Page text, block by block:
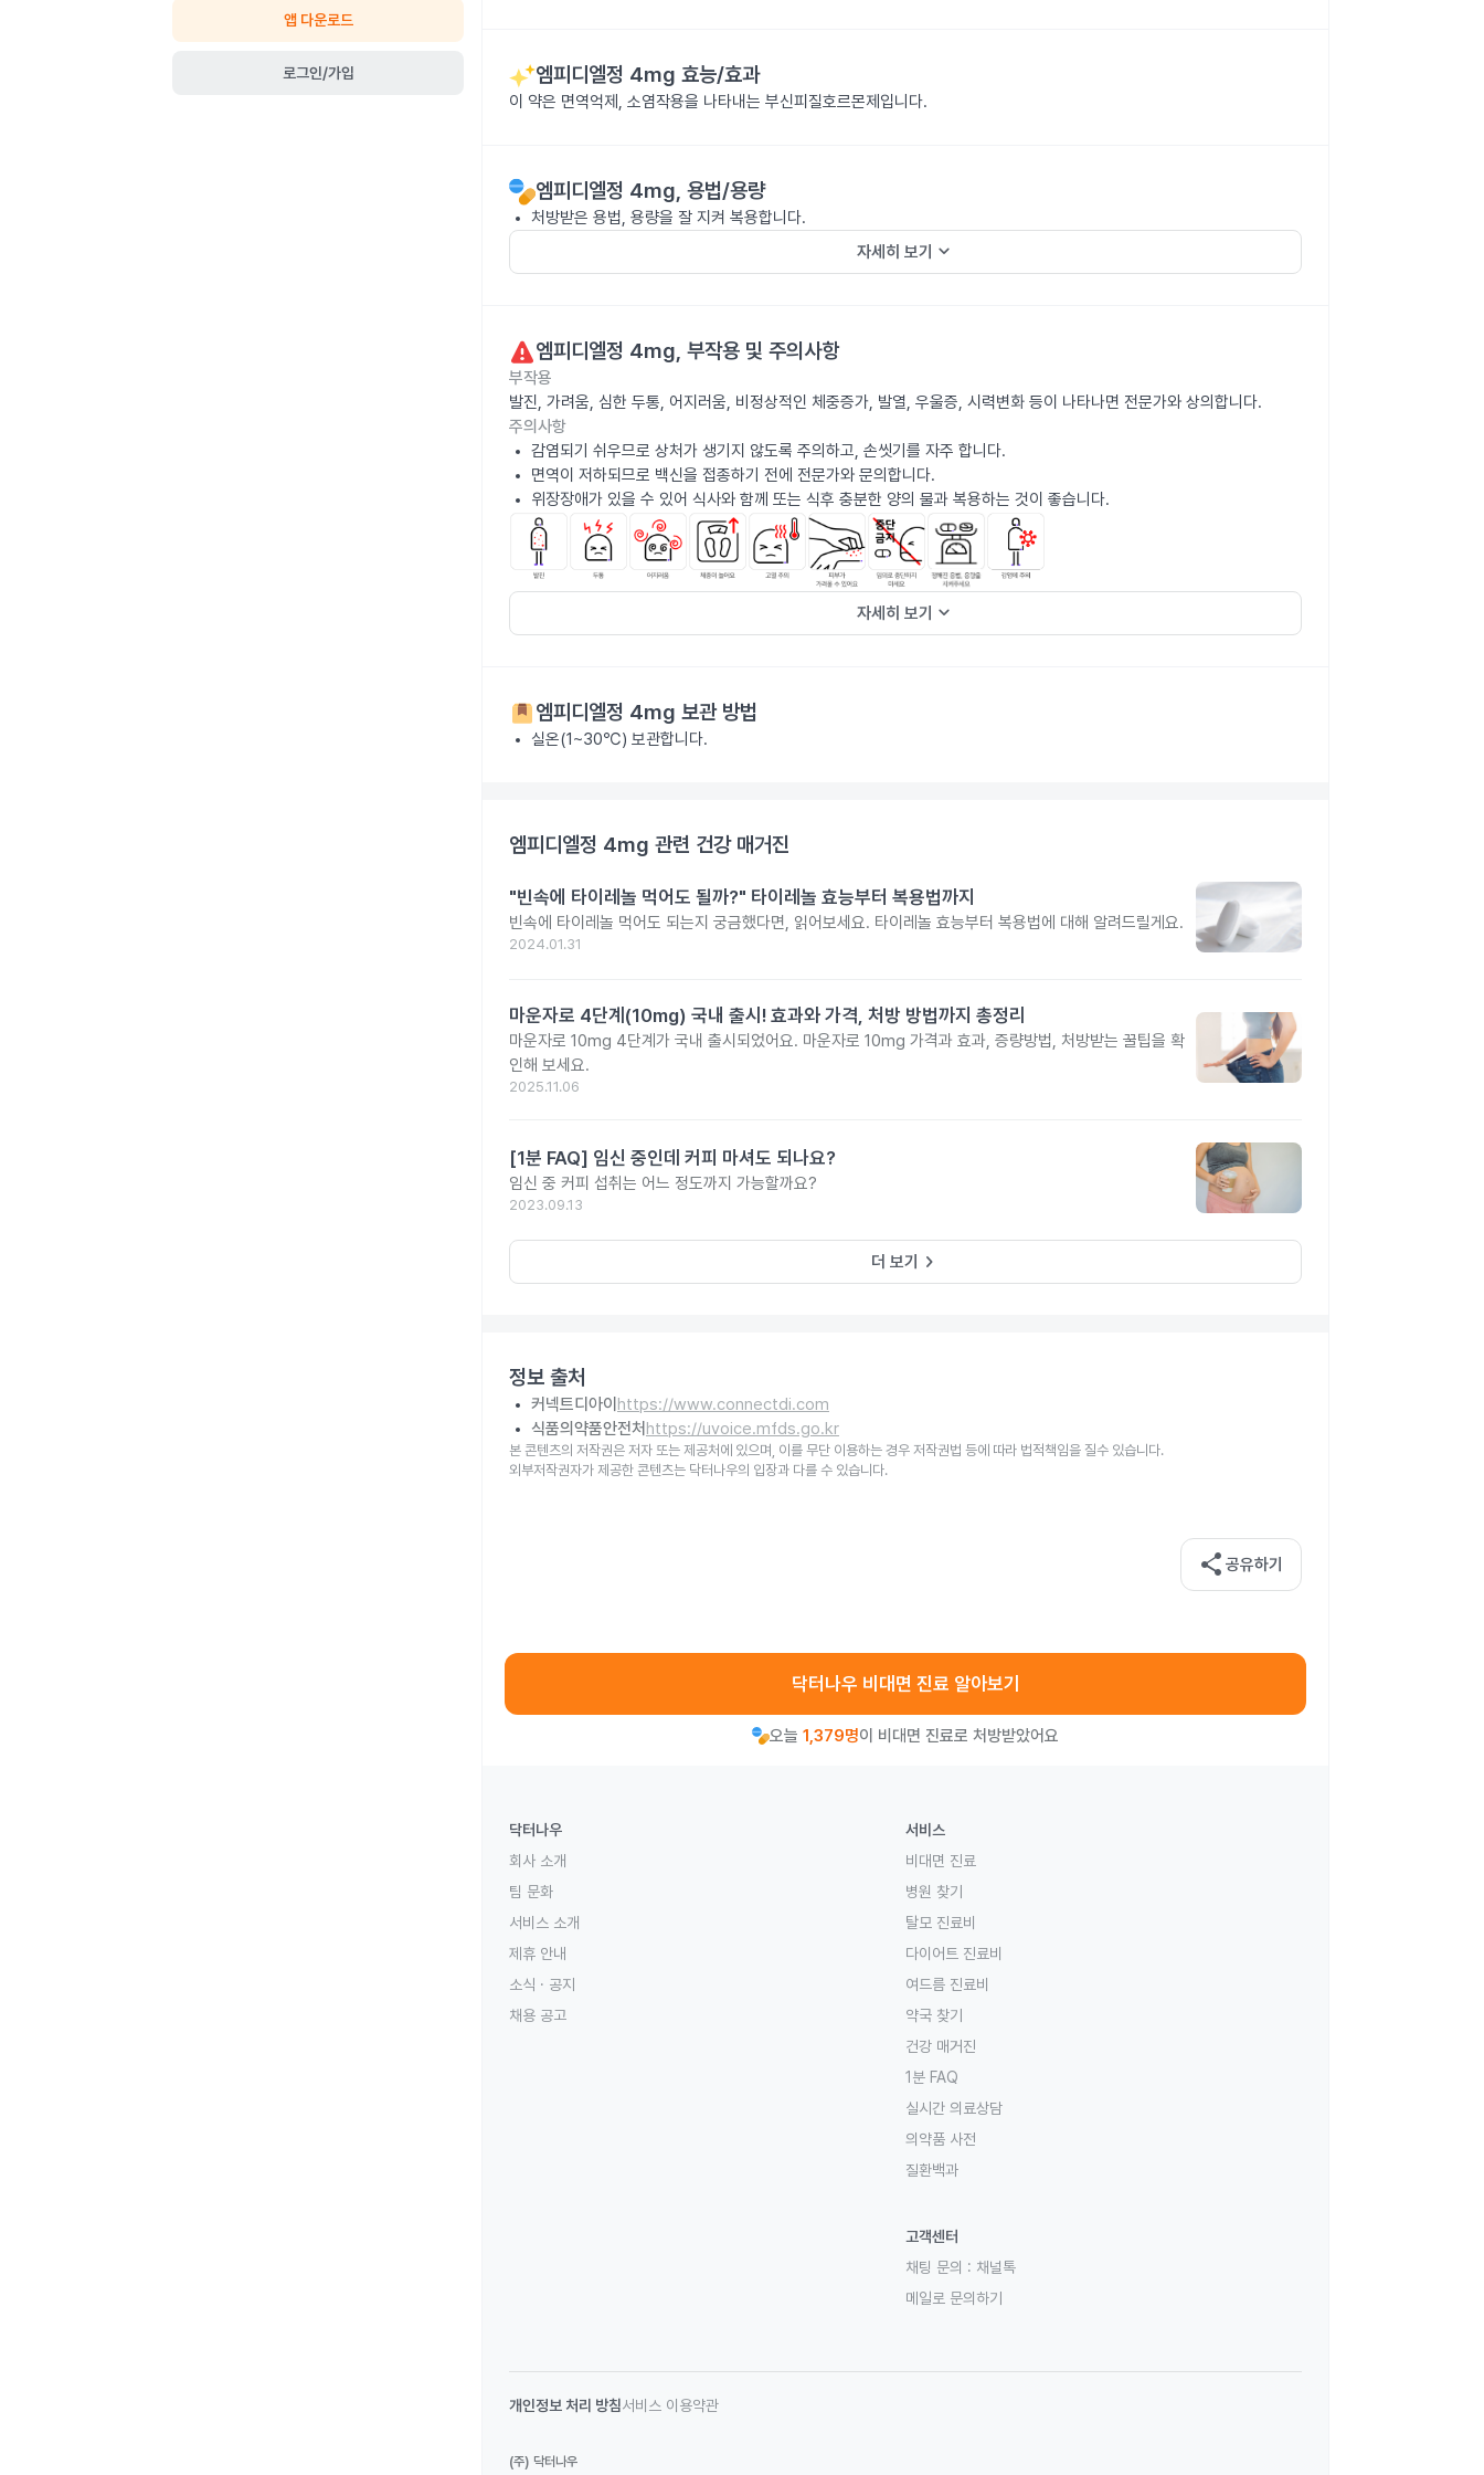
앱 다운로드
로그인/가입 엠피디엘정 4mg 효능/효과
이 약은 면역억제, 소염작용을 나타내는 부신피질호르몬제입니다.
엠피디엘정 4mg, 용법/용량
처방받은 용법, 용량을 잘 지켜 복용합니다.
자세히 보기 keyboard_arrow_down
엠피디엘정 4mg, 부작용 및 주의사항
부작용
발진, 가려움, 심한 두통, 어지러움, 비정상적인 체중증가, 발열, 우울증, 시력변화 등이 나타나면 전문가와 상의합니다.
주의사항
감염되기 쉬우므로 상처가 생기지 않도록 주의하고, 손씻기를 자주 합니다.
면역이 저하되므로 백신을 접종하기 전에 전문가와 문의합니다.
위장장애가 있을 수 있어 식사와 함께 또는 식후 충분한 양의 물과 복용하는 것이 좋습니다.
자세히 보기 keyboard_arrow_down
엠피디엘정 4mg 보관 방법
실온(1~30℃) 보관합니다.
엠피디엘정 4mg 관련 건강 매거진
"빈속에 타이레놀 먹어도 될까?" 타이레놀 효능부터 복용법까지
빈속에 타이레놀 먹어도 되는지 궁금했다면, 읽어보세요. 타이레놀 효능부터 복용법에 대해 알려드릴게요.
2024.01.31
마운자로 4단계(10mg) 국내 출시! 효과와 가격, 처방 방법까지 총정리
마운자로 10mg 4단계가 국내 출시되었어요. 마운자로 10mg 가격과 효과, 증량방법, 처방받는 꿀팁을 확
인해 보세요.
2025.11.06
[1분 FAQ] 임신 중인데 커피 마셔도 되나요?
임신 중 커피 섭취는 어느 정도까지 가능할까요?
2023.09.13
더 보기 keyboard_arrow_right
정보 출처
커넥트디아이 https://www.connectdi.com
식품의약품안전처 https://uvoice.mfds.go.kr
본 콘텐츠의 저작권은 저자 또는 제공처에 있으며, 이를 무단 이용하는 경우 저작권법 등에 따라 법적책임을 질수 있습니다.
외부저작권자가 제공한 콘텐츠는 닥터나우의 입장과 다를 수 있습니다.
share 공유하기
닥터나우 비대면 진료 알아보기
오늘 1,379명이 비대면 진료로 처방받았어요
닥터나우
회사 소개
팀 문화
서비스 소개
제휴 안내
소식 · 공지
채용 공고
서비스
비대면 진료
병원 찾기
탈모 진료비
다이어트 진료비
여드름 진료비
약국 찾기
건강 매거진
1분 FAQ
실시간 의료상담
의약품 사전
질환백과
고객센터
채팅 문의 : 채널톡
메일로 문의하기
개인정보 처리 방침서비스 이용약관
(주) 닥터나우